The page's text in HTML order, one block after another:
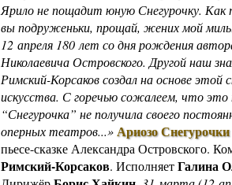
Ансамбли,
Из фонотеки
Другие работы
Из архива
Предтеча
Ярило не пощадит юную Снегурочку.
вы подруженьки, прощай, жених мой
12 апреля 180 лет со дня рождения
Николаевича Островского. Другой наш
Римский-Корсаков создал на основе
искусства. С горечью сожалеем, что это
“Снегурочка” не получила своего
оперных театров...»Ариозо Снегурочки
пьесе-сказке Александра Островского.
Римский-Корсаков. ИсполняетГалина